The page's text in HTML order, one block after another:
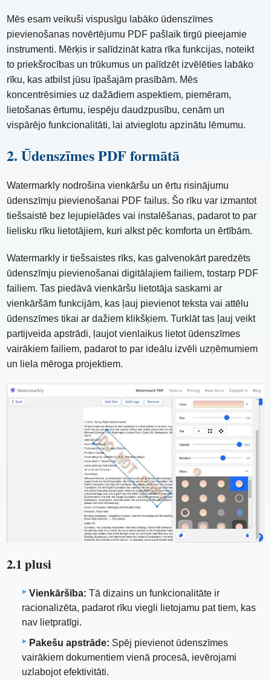
Mēs esam veikuši vispusīgu labāko ūdenszīmes
pievienošanas novērtējumu PDF pašlaik tirgū pieejamie
instrumenti. Mērķis ir salīdzināt katra rīka funkcijas, noteikt
to priekšrocības un trūkumus un palīdzēt izvēlēties labāko
rīku, kas atbilst jūsu īpašajām prasībām. Mēs
koncentrēsimies uz dažādiem aspektiem, piemēram,
lietošanas ērtumu, iespēju daudzpusību, cenām un
vispārējo funkcionalitāti, lai atvieglotu apzinātu lēmumu.
2. Ūdenszīmes PDF formātā
Watermarkly nodrošina vienkāršu un ērtu risinājumu
ūdenszīmju pievienošanai PDF failus. Šo rīku var izmantot
tiešsaistē bez lejupielādes vai instalēšanas, padarot to par
lielisku rīku lietotājiem, kuri alkst pēc komforta un ērtībām.
Watermarkly ir tiešsaistes rīks, kas galvenokārt paredzēts
ūdenszīmju pievienošanai digitālajiem failiem, tostarp PDF
failiem. Tas piedāvā vienkāršu lietotāja saskarni ar
vienkāršām funkcijām, kas ļauj pievienot teksta vai attēlu
ūdenszīmes tikai ar dažiem klikšķiem. Turklāt tas ļauj veikt
partijveida apstrādi, ļaujot vienlaikus lietot ūdenszīmes
vairākiem failiem, padarot to par ideālu izvēli uzņēmumiem
un liela mēroga projektiem.
2.1 plusi
Vienkāršība: Tā dizains un funkcionalitāte ir
racionalizēta, padarot rīku viegli lietojamu pat tiem, kas
nav lietpratīgi.
Pakešu apstrāde: Spēj pievienot ūdenszīmes
vairākiem dokumentiem vienā procesā, ievērojami
uzlabojot efektivitāti.